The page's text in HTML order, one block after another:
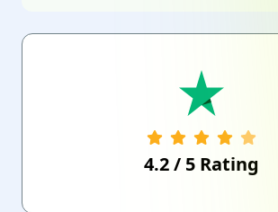
4.2/ 5 Rating